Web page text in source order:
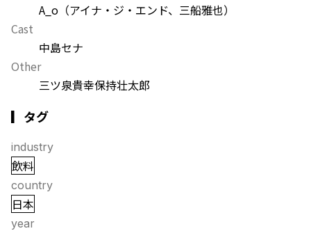
A_o（アイナ・ジ・エンド、三船雅也）
Cast
中島セナ
Other
三ツ泉貴幸保持壮太郎
▎タグ
industry
飲料
country
日本
year